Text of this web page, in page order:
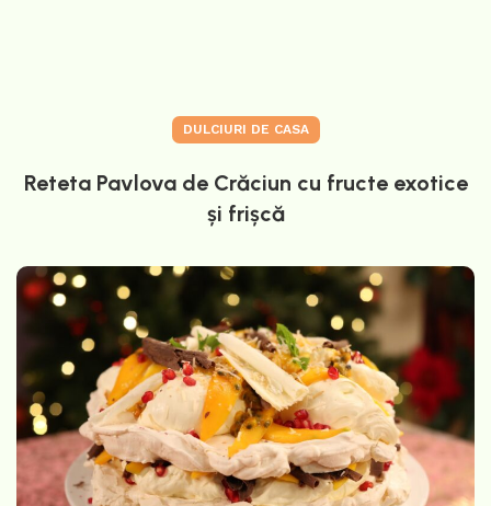
DULCIURI DE CASA
Reteta Pavlova de Crăciun cu fructe exotice
și frișcă